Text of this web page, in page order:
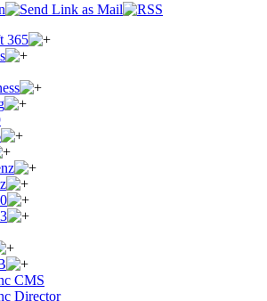
365
CMS
Director